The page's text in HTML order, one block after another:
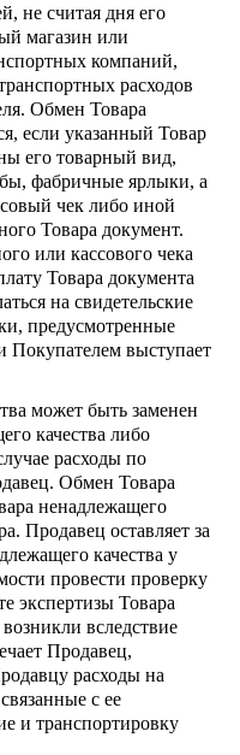
не считая дня его
магазин или
компаний,
расходов
Обмен Товара
если указанный Товар
его товарный вид,
фабричные ярлыки, а
чек либо иной
Товара документ.
или кассового чека
Товара документа
на свидетельские
предусмотренные
Покупателем выступает
может быть заменен
качества либо
расходы по
Обмен Товара
ненадлежащего
Продавец оставляет за
качества у
провести проверку
экспертизы Товара
вследствие
Продавец,
расходы на
с ее
и транспортировку